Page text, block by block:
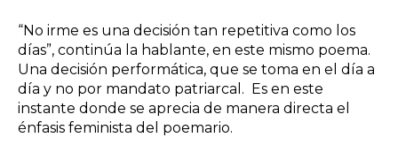
“No irme es una decisión tan repetitiva como los
días”, continúa la hablante, en este mismo poema.
Una decisión performática, que se toma en el día a
día y no por mandato patriarcal. Es en este
instante donde se aprecia de manera directa el
énfasis feminista del poemario.